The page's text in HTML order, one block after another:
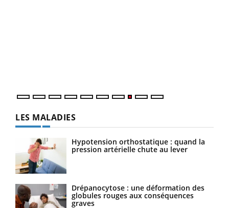
LES MALADIES
Hypotension orthostatique : quand la
pression artérielle chute au lever
Drépanocytose : une déformation des
globules rouges aux conséquences
graves